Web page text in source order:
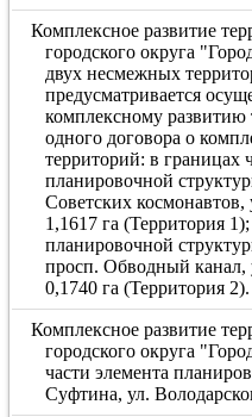
Комплексное развитие
городского округа
двух несмежных
предусматривается
комплексному развитию
одного договора о
территорий: в границах
планировочной
Советских
1,1617 га (Территория
планировочной
просп. Обводный канал,
0,1740 га (Территория 2).
Комплексное развитие
городского округа
части элемента
Суфтина, ул.